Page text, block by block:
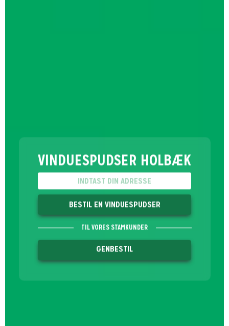
VINDUESPUDSER HOLBÆK
BESTIL EN VINDUESPUDSER
TIL VORES STAMKUNDER
GENBESTIL